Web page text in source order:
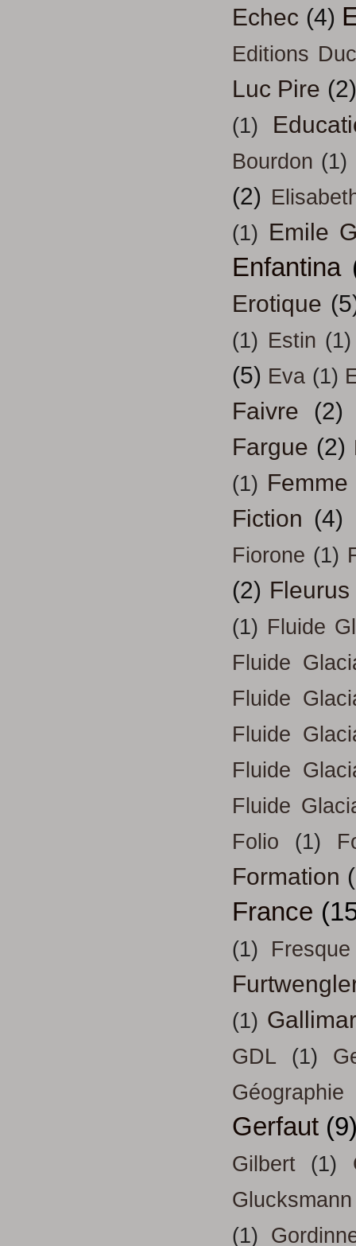
Echec (4)
Editions
Luc Pire (2)
(1)
Bourdon (1)
(2)
(1) Emile
Enfantina
Erotique
(1) Estin (1)
(5) Eva (1)
Faivre
(2)
Fargue (2)
(1) Femme
Fiction (4)
Fiorone (1)
(2) Fleurus
(1) Fluide
Fluide
Fluide
Fluide
Fluide
Fluide
Folio
(1)
Formation
France
(1) Fresque
(1)
GDL (1)
Géographie
Gerfaut
Gilbert (1)
Glucksmann
(1)